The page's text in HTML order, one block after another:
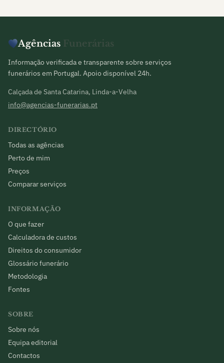
Agências Funerárias
Informação verificada e transparente sobre serviços
funerários em Portugal. Apoio disponível 24h.
Calçada de Santa Catarina, Linda-a-Velha
info@agencias-funerarias.pt
DIRECTÓRIO
Todas as agências
Perto de mim
Preços
Comparar serviços
INFORMAÇÃO
O que fazer
Calculadora de custos
Direitos do consumidor
Glossário funerário
Metodologia
Fontes
SOBRE
Sobre nós
Equipa editorial
Contactos